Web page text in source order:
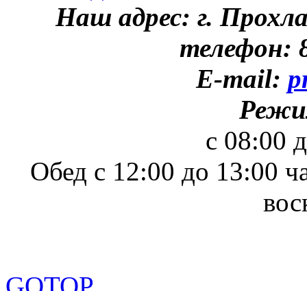
Наш адрес: г.
телефон:
E-mail:
с 08:00
Обед с 12:00 до 13:00